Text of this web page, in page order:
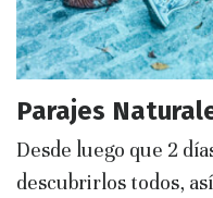
Parajes
Desde luego que 2
descubrirlos todos,